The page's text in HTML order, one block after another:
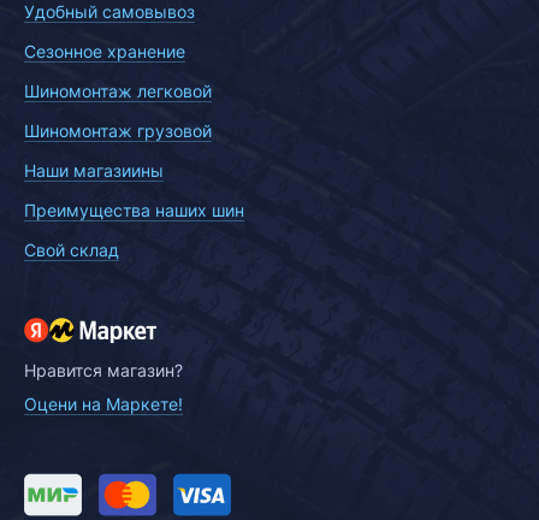
Удобный самовывоз
Сезонное хранение
Шиномонтаж легковой
Шиномонтаж грузовой
Наши магазиины
Преимущества наших шин
Свой склад
Нравится магазин?
Оцени на Маркете!